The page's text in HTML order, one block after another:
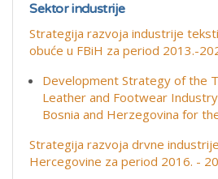
Sektor industrije
Strategija razvoja industrije
obuće u FBiH za period 2013.-
Development Strategy of the
Leather and Footwear
Bosnia and Herzegovina for
Strategija razvoja drvne
Hercegovine za period 2016. -